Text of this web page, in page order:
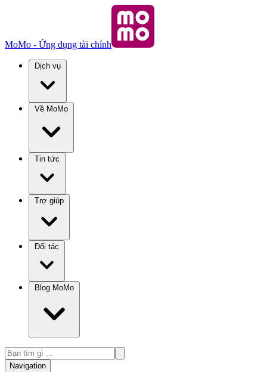
MoMo - Ứng dụng tài chính
Dịch vụ
Về MoMo
Tin tức
Trợ giúp
Đối tác
Blog MoMo
Navigation